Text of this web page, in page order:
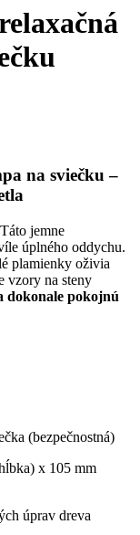
na sviečku –
jemne
úplného oddychu.
plamienky oživia
vzory na steny
dokonale pokojnú
(bezpečnostná)
x 105 mm
úprav dreva